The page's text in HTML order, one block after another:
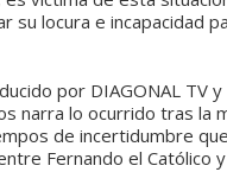
su locura e incapacidad
por DIAGONAL TV y
narra lo ocurrido tras la
de incertidumbre
Fernando el Católico y